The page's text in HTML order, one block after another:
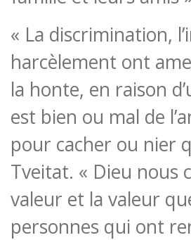
« La discrimination,
harcèlement ont
la honte, en raison
est bien ou mal de
pour cacher ou nier
Tveitat. « Dieu nous
valeur et la valeur
personnes qui ont